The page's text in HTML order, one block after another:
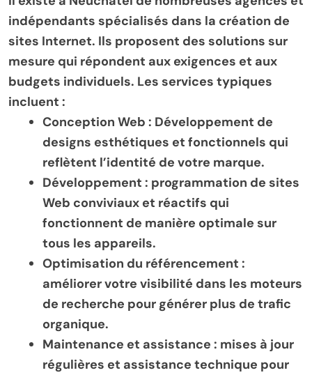
indépendants spécialisés dans la création de
sites Internet. Ils proposent des solutions sur
mesure qui répondent aux exigences et aux
budgets individuels. Les services typiques
incluent :
Conception Web : Développement de
designs esthétiques et fonctionnels qui
reflètent l’identité de votre marque.
Développement : programmation de sites
Web conviviaux et réactifs qui
fonctionnent de manière optimale sur
tous les appareils.
Optimisation du référencement :
améliorer votre visibilité dans les moteurs
de recherche pour générer plus de trafic
organique.
Maintenance et assistance : mises à jour
régulières et assistance technique pour